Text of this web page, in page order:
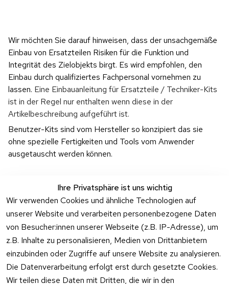
Wir möchten Sie darauf hinweisen, dass der unsachgemäße
Einbau von Ersatzteilen Risiken für die Funktion und
Integrität des Zielobjekts birgt. Es wird empfohlen, den
Einbau durch qualifiziertes Fachpersonal vornehmen zu
lassen. Eine Einbauanleitung für Ersatzteile / Techniker-Kits
ist in der Regel nur enthalten wenn diese in der
Artikelbeschreibung aufgeführt ist.
Benutzer-Kits sind vom Hersteller so konzipiert das sie
ohne spezielle Fertigkeiten und Tools vom Anwender
ausgetauscht werden können.
Ihre Privatsphäre ist uns wichtig
Wir verwenden Cookies und ähnliche Technologien auf
unserer Website und verarbeiten personenbezogene Daten
von Besucher:innen unserer Webseite (z.B. IP-Adresse), um
z.B. Inhalte zu personalisieren, Medien von Drittanbietern
einzubinden oder Zugriffe auf unsere Website zu analysieren.
Die Datenverarbeitung erfolgt erst durch gesetzte Cookies.
Wir teilen diese Daten mit Dritten, die wir in den
Rechtliches
AGB
Impressum
Datenschutzer
klärung
Kontakt
Prilux Print
Solutions
Wilhem-
Leuschner-Str.
Support
Hersteller
Fehlermeldung
Druckqualität
Zahlung
und
Versand